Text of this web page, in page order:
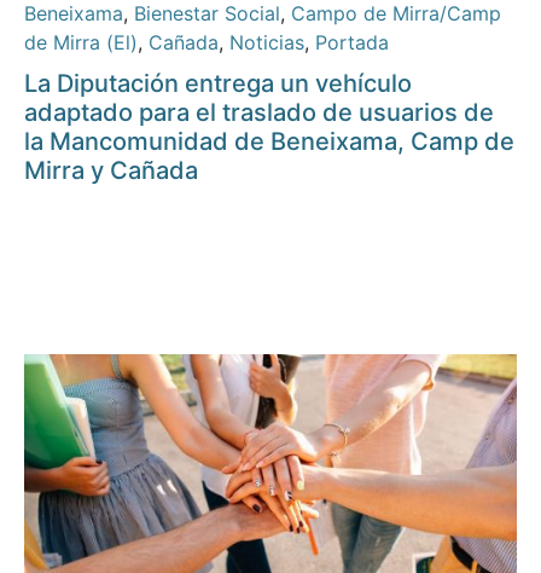
Beneixama, Bienestar Social, Campo de Mirra/Camp
de Mirra (El), Cañada, Noticias, Portada
La Diputación entrega un vehículo
adaptado para el traslado de usuarios de
la Mancomunidad de Beneixama, Camp de
Mirra y Cañada